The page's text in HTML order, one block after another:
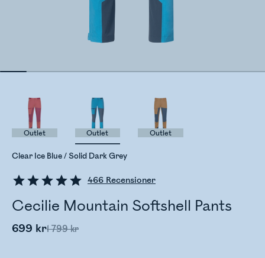
466 Recensioner
Cecilie Mountain Softshell Pants
699 kr1 799 kr
Clear Ice Blue / Solid Dark Grey
Outlet Outlet Outlet